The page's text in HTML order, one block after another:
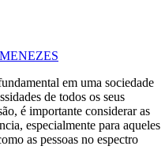
em uma sociedade
de todos os seus
é importante considerar as
especialmente para aqueles
as pessoas no espectro